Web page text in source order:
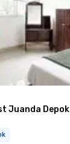
Juanda Depok